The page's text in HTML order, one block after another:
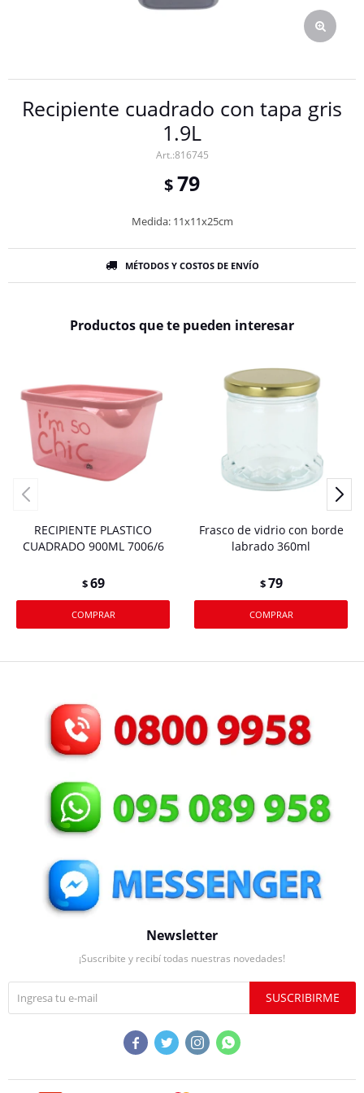
Recipiente cuadrado con tapa gris
1.9L
816745
$79
Medida: 11x11x25cm
MÉTODOS Y COSTOS DE ENVÍO
Productos que te pueden interesar
RECIPIENTE PLASTICO
CUADRADO 900ML 7006/6
$69
Frasco de vidrio con borde
labrado 360ml
$79
Newsletter
¡Suscribite y recibí todas nuestras novedades!
SUSCRIBIRME
   